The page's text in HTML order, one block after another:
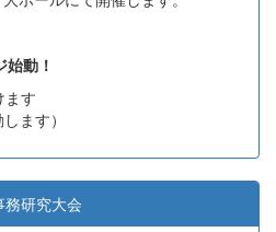
動！
ます
ます）
研究大会